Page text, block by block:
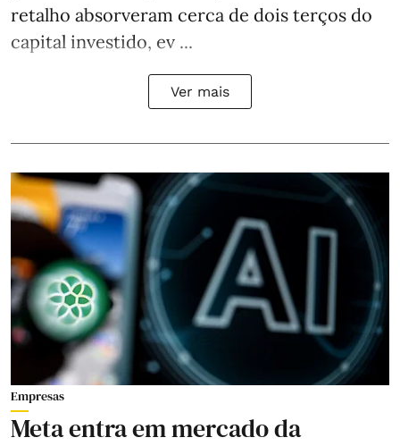
retalho absorveram cerca de dois terços do
capital investido, ev ...
Ver mais
Empresas
Meta entra em mercado da